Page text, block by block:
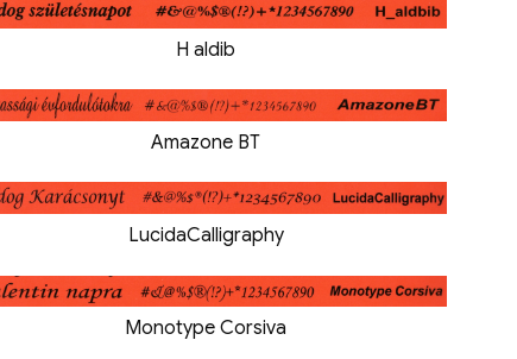
H aldib
Amazone BT
LucidaCalligraphy
Monotype Corsiva